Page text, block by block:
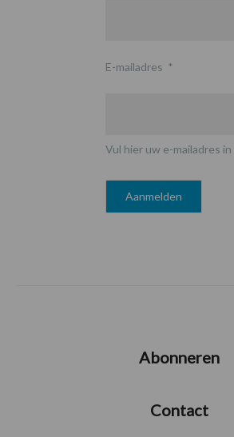
E-mailadres *
Vul hier uw e-mailadres in
Abonneren
Contact